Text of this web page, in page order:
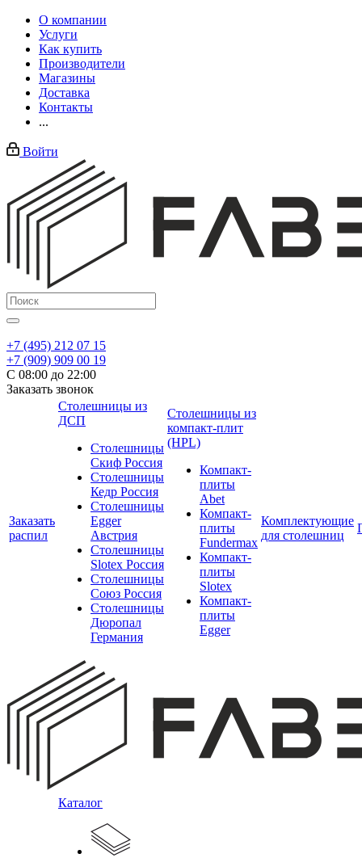
О компании
Услуги
Как купить
Производители
Магазины
Доставка
Контакты
...
Войти
+7 (495) 212 07 15
+7 (909) 909 00 19
С 08:00 до 22:00
Заказать звонок
Заказать
распил
Столешницы из
ДСП
Столешницы
Скиф Россия
Столешницы
Кедр Россия
Столешницы
Egger
Австрия
Столешницы
Slotex Россия
Столешницы
Союз Россия
Столешницы
Дюропал
Германия
Столешницы из
компакт-плит
(HPL)
Компакт-
плиты
Abet
Компакт-
плиты
Fundermax
Компакт-
плиты
Slotex
Компакт-
плиты
Egger
Комплектующие
для столешниц
Каталог